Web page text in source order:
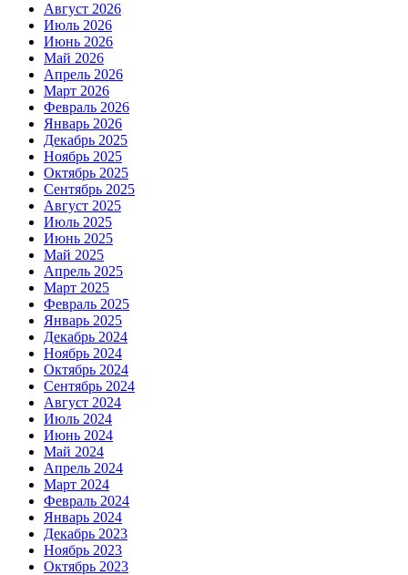
Август 2026
Июль 2026
Июнь 2026
Май 2026
Апрель 2026
Март 2026
Февраль 2026
Январь 2026
Декабрь 2025
Ноябрь 2025
Октябрь 2025
Сентябрь 2025
Август 2025
Июль 2025
Июнь 2025
Май 2025
Апрель 2025
Март 2025
Февраль 2025
Январь 2025
Декабрь 2024
Ноябрь 2024
Октябрь 2024
Сентябрь 2024
Август 2024
Июль 2024
Июнь 2024
Май 2024
Апрель 2024
Март 2024
Февраль 2024
Январь 2024
Декабрь 2023
Ноябрь 2023
Октябрь 2023